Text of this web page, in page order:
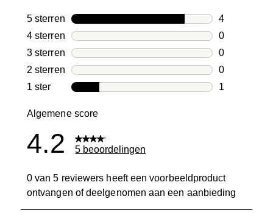
5 sterren sterren
4
4
4 sterren sterren
0
0
3 sterren sterren
0
0
2 sterren sterren
0
0
1 ster sterren
1
Algemene score
4.2 5 beoordelingen
0 van 5 reviewers heeft een voorbeeldproduct
ontvangen of deelgenomen aan een aanbieding